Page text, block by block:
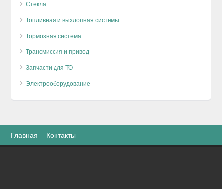
Стекла
Топливная и выхлопная системы
Тормозная система
Трансмиссия и привод
Запчасти для ТО
Электрооборудование
Главная Контакты